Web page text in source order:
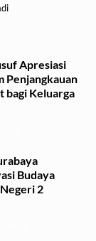
Apresiasi
Penjangkauan
bagi Keluarga
Budaya
2